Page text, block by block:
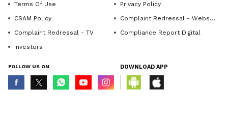
Terms Of Use
Privacy Policy
CSAM Policy
Complaint Redressal - Website
Complaint Redressal - TV
Compliance Report Digital
Investors
FOLLOW US ON DOWNLOAD APP